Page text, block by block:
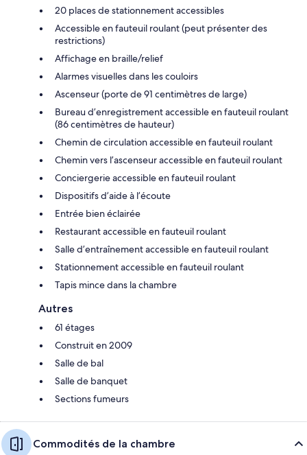
20 places de stationnement accessibles
Accessible en fauteuil roulant (peut présenter des
restrictions)
Affichage en braille/relief
Alarmes visuelles dans les couloirs
Ascenseur (porte de 91 centimètres de large)
Bureau d’enregistrement accessible en fauteuil roulant
(86 centimètres de hauteur)
Chemin de circulation accessible en fauteuil roulant
Chemin vers l’ascenseur accessible en fauteuil roulant
Conciergerie accessible en fauteuil roulant
Dispositifs d’aide à l’écoute
Entrée bien éclairée
Restaurant accessible en fauteuil roulant
Salle d’entraînement accessible en fauteuil roulant
Stationnement accessible en fauteuil roulant
Tapis mince dans la chambre
Autres
61 étages
Construit en 2009
Salle de bal
Salle de banquet
Sections fumeurs
Commodités de la chambre